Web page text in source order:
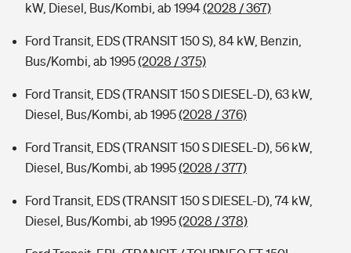
kW, Diesel, Bus/Kombi, ab 1994(2028 / 367)
Ford Transit, EDS (TRANSIT 150 S), 84 kW, Benzin,
Bus/Kombi, ab 1995(2028 / 375)
Ford Transit, EDS (TRANSIT 150 S DIESEL-D), 63 kW,
Diesel, Bus/Kombi, ab 1995(2028 / 376)
Ford Transit, EDS (TRANSIT 150 S DIESEL-D), 56 kW,
Diesel, Bus/Kombi, ab 1995(2028 / 377)
Ford Transit, EDS (TRANSIT 150 S DIESEL-D), 74 kW,
Diesel, Bus/Kombi, ab 1995(2028 / 378)